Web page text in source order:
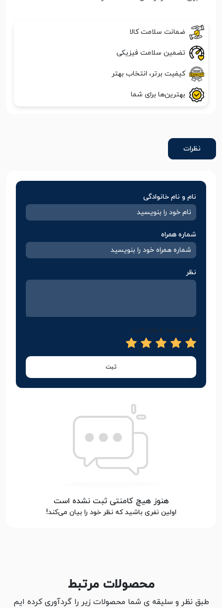
ضمانت سلامت کالا
تضمین سلامت فیزیکی
کیفیت برتر، انتخاب بهتر
بهترین‌ها برای شما
نظرات
نام و نام خانوادگی
شماره همراه
نظر
امتیاز خود را وارد کنید
ثبت
هنوز هیچ کامنتی ثبت نشده است
اولین نفری باشید که نظر خود را بیان می‌کند!
محصولات مرتبط
طبق نظر و سلیقه ی شما محصولات زیر را گردآوری کرده ایم